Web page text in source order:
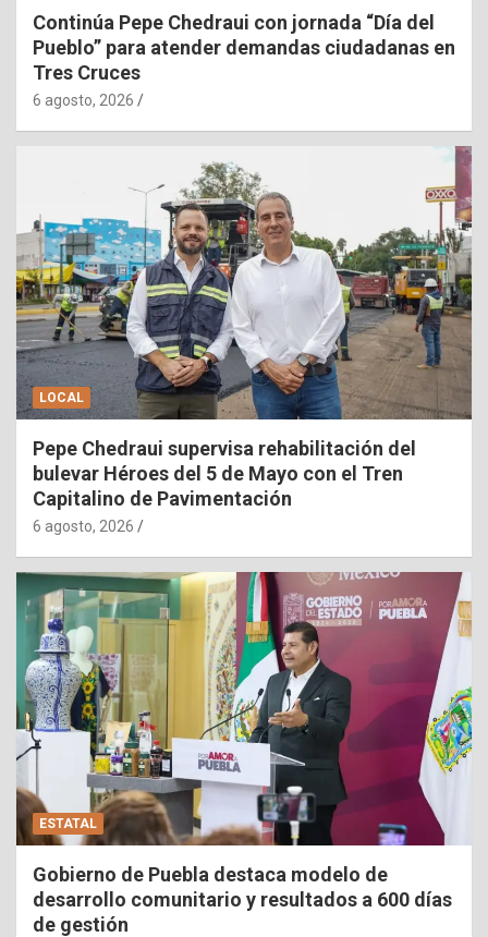
Continúa Pepe Chedraui con jornada “Día del
Pueblo” para atender demandas ciudadanas en
Tres Cruces
6 agosto, 2026
LOCAL
Pepe Chedraui supervisa rehabilitación del
bulevar Héroes del 5 de Mayo con el Tren
Capitalino de Pavimentación
6 agosto, 2026
ESTATAL
Gobierno de Puebla destaca modelo de
desarrollo comunitario y resultados a 600 días
de gestión